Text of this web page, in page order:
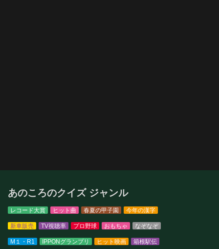
あのころのクイズ ジャンル
レコード大賞 ヒット曲 春夏の甲子園 今年の漢字
新車販売 TV視聴率 プロ野球 おもちゃ なぞなぞ
M１・R1 IPPONグランプリ ヒット映画 箱根駅伝